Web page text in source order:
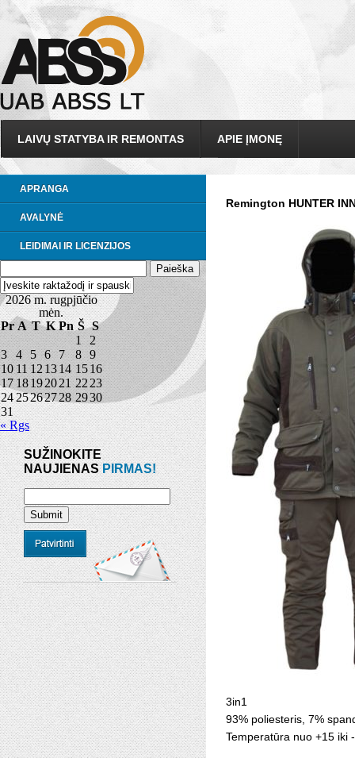
LAIVŲ STATYBA IR REMONTAS APIE ĮMONĘ
APRANGA
AVALYNĖ
LEIDIMAI IR LICENZIJOS
2026 m. rugpjūčio
mėn.
Pr A T K Pn Š S
1
2
3
4 5 6 7 8 9
1011 121314 1516
1718192021 2223
2425262728 2930
31
« Rgs
SUŽINOKITE
NAUJIENASPIRMAS!
Remington HUNTER
3in1
93% poliesteris, 7%
Temperatūra nuo +15 iki